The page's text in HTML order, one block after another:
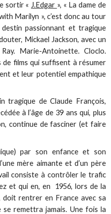
sortir « J.Edgar », « La dame de
Marilyn », c’est donc au tour
passionnant et tragique
Mickael Jackson, avec un
Marie-Antoinette. Cloclo.
films qui suffisent à résumer
et leur potentiel empathique
tragique de Claude François,
à l’âge de 39 ans qui, plus
continue de fasciner (et faire
par son enfance et son
mère aimante et d’un père
consiste à contrôler le trafic
et qui en, en 1956, lors de la
doit rentrer en France avec sa
remettra jamais. Une fois la